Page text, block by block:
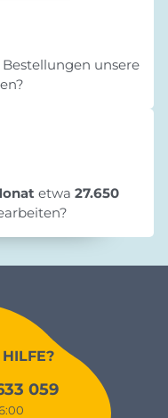
unsere
etwa 27.650
059